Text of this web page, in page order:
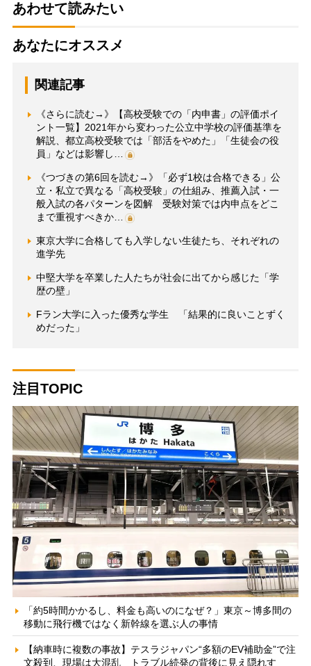
あわせて読みたい
あなたにオススメ
関連記事
《さらに読む→》【高校受験での「内申書」の評価ポイ
ント一覧】2021年から変わった公立中学校の評価基準を
解説、都立高校受験では「部活をやめた」「生徒会の役
員」などは影響し…
《つづきの第6回を読む→》「必ず1校は合格できる」公
立・私立で異なる「高校受験」の仕組み、推薦入試・一
般入試の各パターンを図解 受験対策では内申点をどこ
まで重視すべきか…
東京大学に合格しても入学しない生徒たち、それぞれの
進学先
中堅大学を卒業した人たちが社会に出てから感じた「学
歴の壁」
Fラン大学に入った優秀な学生 「結果的に良いことずく
めだった」
注目TOPIC
「約5時間かかるし、料金も高いのになぜ？」東京～博多間の
移動に飛行機ではなく新幹線を選ぶ人の事情
【納車時に複数の事故】テスラジャパン“多額のEV補助金”で注
文殺到、現場は大混乱 トラブル続発の背後に見え隠れす